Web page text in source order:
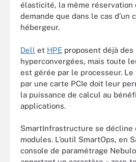
élasticité, la même réservation
demande que dans le cas d’un
hébergeur.
Dell et HPE proposent déjà
hyperconvergées, mais toute
est gérée par le processeur.
par une carte PCIe doit leur
la puissance de calcul au
applications.
SmartInfrastructure se décline
modules. L’outil SmartOps, en
console de paramétrage